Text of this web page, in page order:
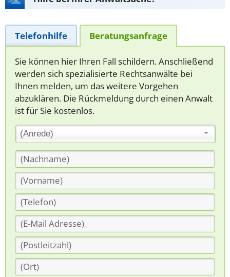
Telefonhilfe Beratungsanfrage
Sie können hier Ihren Fall schildern. Anschließend
werden sich spezialisierte Rechtsanwälte bei
Ihnen melden, um das weitere Vorgehen
abzuklären. Die Rückmeldung durch einen Anwalt
ist für Sie kostenlos.
(Anrede)